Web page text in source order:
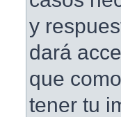
y
dará
que
tener tu